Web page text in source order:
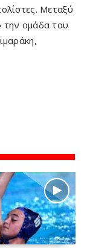
Μεταξύ
την ομάδα του